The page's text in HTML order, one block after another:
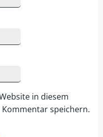
in diesem
speichern.